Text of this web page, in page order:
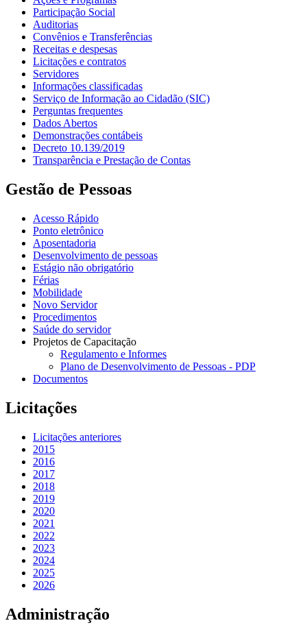
Participação Social
Auditorias
Convênios e Transferências
Receitas e despesas
Licitações e contratos
Servidores
Informações classificadas
Serviço de Informação ao Cidadão (SIC)
Perguntas frequentes
Dados Abertos
Demonstrações contábeis
Decreto 10.139/2019
Transparência e Prestação de Contas
Gestão de Pessoas
Acesso Rápido
Ponto eletrônico
Aposentadoria
Desenvolvimento de pessoas
Estágio não obrigatório
Férias
Mobilidade
Novo Servidor
Procedimentos
Saúde do servidor
Projetos de Capacitação
Regulamento e Informes
Plano de Desenvolvimento de Pessoas - PDP
Documentos
Licitações
Licitações anteriores
2015
2016
2017
2018
2019
2020
2021
2022
2023
2024
2025
2026
Administração